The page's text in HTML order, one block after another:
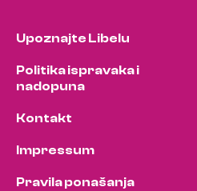
Upoznajte Libelu
Politika ispravaka i
nadopuna
Kontakt
Impressum
Pravila ponašanja